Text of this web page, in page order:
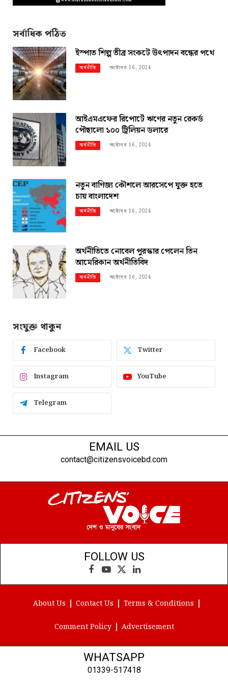
সর্বাধিক পঠিত
ইস্পাত শিল্প তীব্র সংকটে উৎপাদন বন্ধের পথে
অর্থনীতি অক্টোবর 16, 2024
আইএমএফের রিপোর্টে ঋণের নতুন রেকর্ড
পৌছালো ১০০ ট্রিলিয়ন ডলারে
অর্থনীতি অক্টোবর 16, 2024
নতুন বাণিজ্য কৌশলে আরসেপে যুক্ত হতে
চায় বাংলাদেশ
অর্থনীতি অক্টোবর 16, 2024
অর্থনীতিতে নোবেল পুরস্কার পেলেন তিন
আমেরিকান অর্থনীতিবিদ
অর্থনীতি অক্টোবর 16, 2024
সংযুক্ত থাকুন
Facebook Twitter
Instagram YouTube
Telegram
EMAIL US
contact@citizensvoicebd.com
FOLLOW US
Facebook
YouTube
X
(Twitter)
LinkedIn
About Us Contact Us Terms & Conditions
Comment Policy Advertisement
WHATSAPP
01339-517418